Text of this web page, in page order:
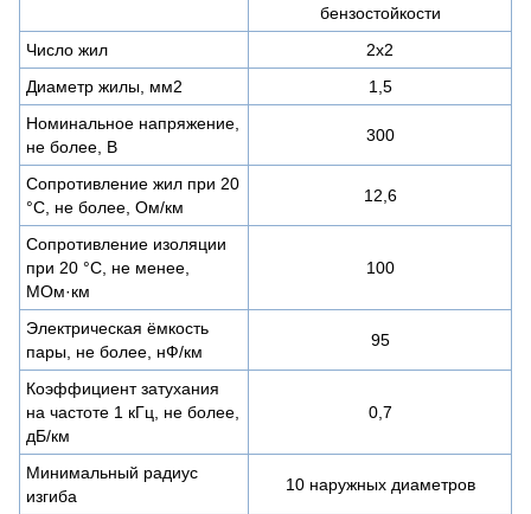
бензостойкости
Число жил
2х2
Диаметр жилы, мм2
1,5
Номинальное напряжение,
не более, В
300
Сопротивление жил при 20
°С, не более, Ом/км
12,6
Сопротивление изоляции
при 20 °С, не менее,
МОм·км
100
Электрическая ёмкость
пары, не более, нФ/км
95
Коэффициент затухания
на частоте 1 кГц, не более,
дБ/км
0,7
Минимальный радиус
изгиба
10 наружных диаметров